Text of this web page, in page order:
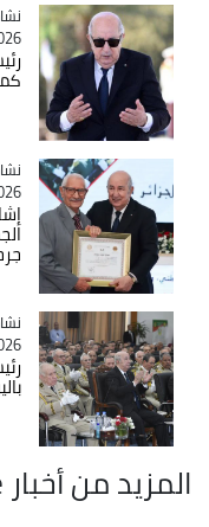
12:52
21:21
19:00
المزيد من أخبار Afrique